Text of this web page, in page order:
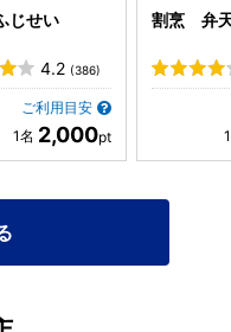
ックアウト後も安比の
べたり、ウサギと戯れ
敷地内、ドッグランや
と思いますよ。 グラン
ちの良い接客で爽やか
ち良く楽しい思い出と
プも楽しいですが、ち
じせい
4.2 (386)
ご利用目安
2,000
割烹 弁